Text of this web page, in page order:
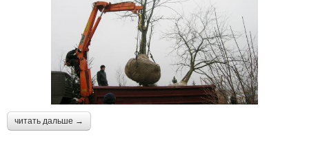
читать дальше →